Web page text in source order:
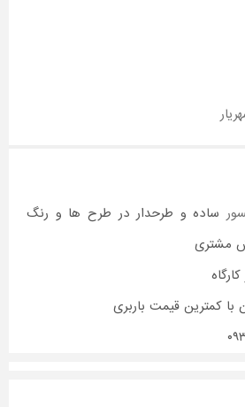
ساده و طرحدار در طرح ها و رنگ
مشتری
با کمترین قیمت باربری